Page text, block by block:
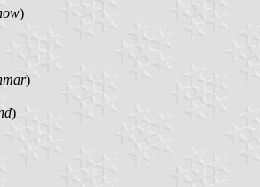
)
)
)